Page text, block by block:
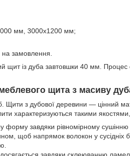
мм, 3000х1200 мм;
на замовлення.
щит із дуба завтовшки 40 мм. Процес
щита з масиву
Щити з дубової деревини — цінний
характеризуються такими
форму завдяки рівномірному
щоб напрямок волокон у сусідніх